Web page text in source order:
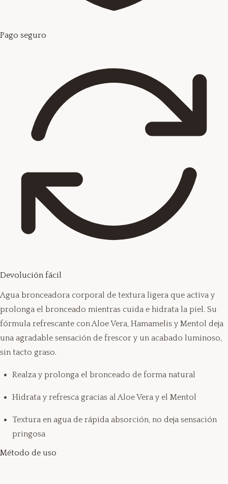
Pago seguro
Devolución fácil
Agua bronceadora corporal de textura ligera que activa y
prolonga el bronceado mientras cuida e hidrata la piel. Su
fórmula refrescante con Aloe Vera, Hamamelis y Mentol deja
una agradable sensación de frescor y un acabado luminoso,
sin tacto graso.
Realza y prolonga el bronceado de forma natural
Hidrata y refresca gracias al Aloe Vera y el Mentol
Textura en agua de rápida absorción, no deja sensación
pringosa
Método de uso